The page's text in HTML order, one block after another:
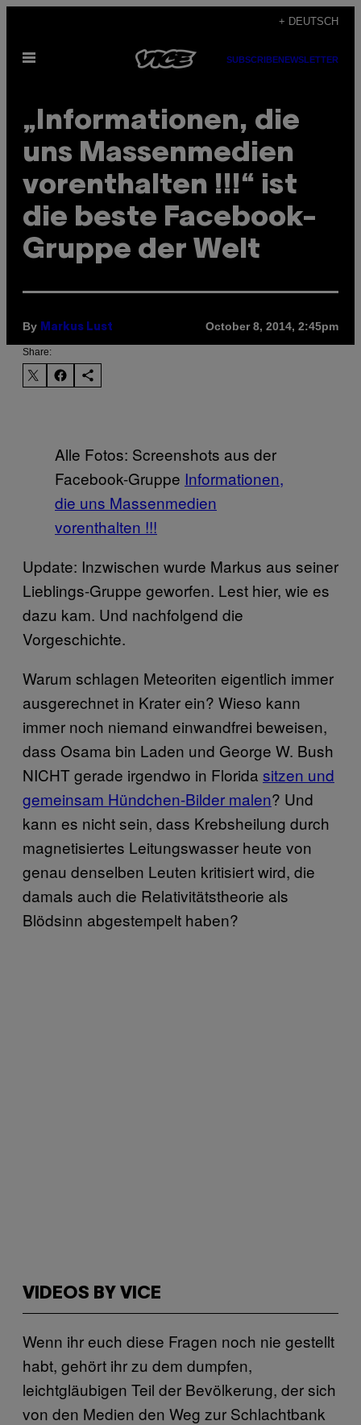
content
+ DEUTSCH
Open
SUBSCRIBENEWSLETTER
„Informationen, die
uns Massenmedien
vorenthalten !!!“ ist
die beste Facebook-
Gruppe der Welt
By Markus Lust October 8, 2014, 2:45pm
Share:
Alle Fotos: Screenshots aus der
Facebook-Gruppe Informationen,
die uns Massenmedien
vorenthalten !!!
Update: Inzwischen wurde Markus aus seiner
Lieblings-Gruppe geworfen. Lest hier, wie es
dazu kam. Und nachfolgend die
Vorgeschichte.
Warum schlagen Meteoriten eigentlich immer
ausgerechnet in Krater ein? Wieso kann
immer noch niemand einwandfrei beweisen,
dass Osama bin Laden und George W. Bush
NICHT gerade irgendwo in Florida sitzen und
gemeinsam Hündchen-Bilder malen? Und
kann es nicht sein, dass Krebsheilung durch
magnetisiertes Leitungswasser heute von
genau denselben Leuten kritisiert wird, die
damals auch die Relativitätstheorie als
Blödsinn abgestempelt haben?
VIDEOS BY VICE
Wenn ihr euch diese Fragen noch nie gestellt
habt, gehört ihr zu dem dumpfen,
leichtgläubigen Teil der Bevölkerung, der sich
von den Medien den Weg zur Schlachtbank